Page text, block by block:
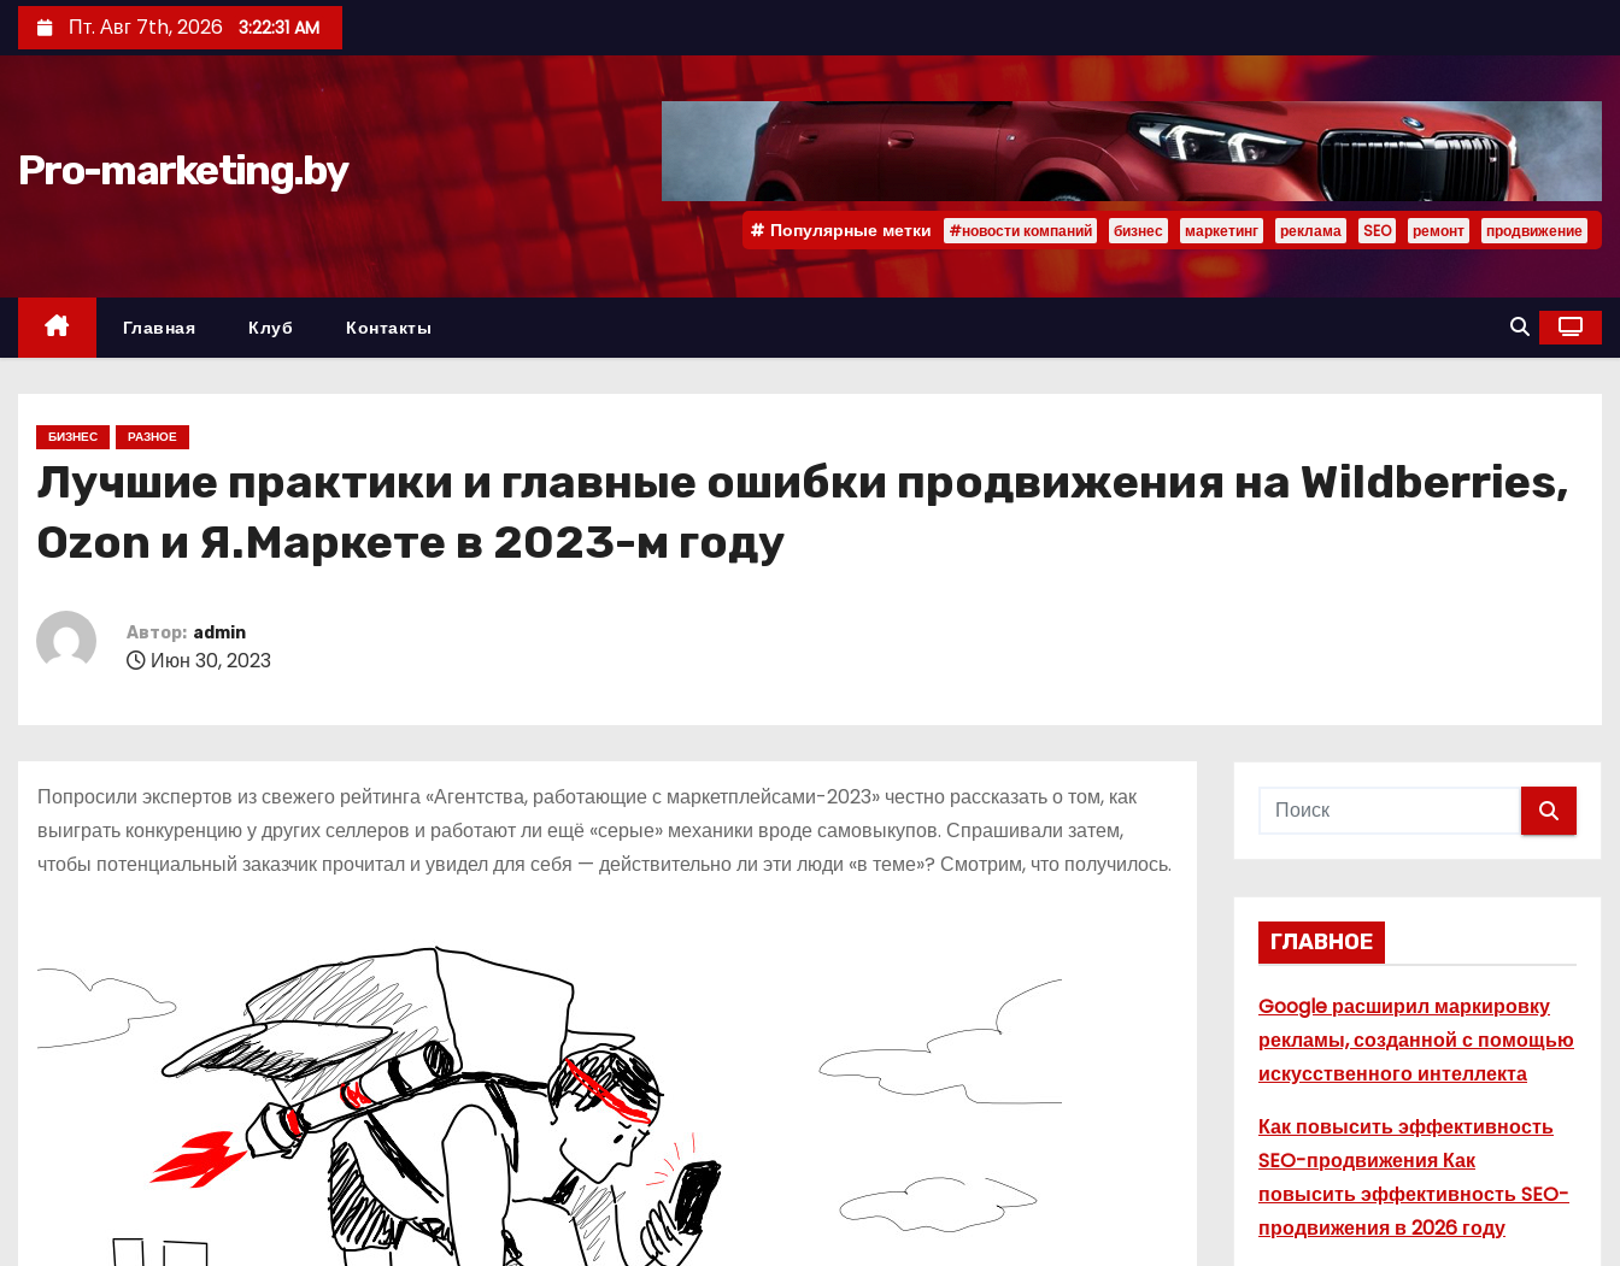
е
д
Пт. Авг 7th, 2026 3:22:32 AM
Pro-marketing.by
Популярные метки #новости компаний бизнес маркетинг реклама SEO ремонт продвижение
Главная Клуб Контакты
БИЗНЕС РАЗНОЕ
Лучшие практики и главные ошибки продвижения на Wildberries,
Ozon и Я.Маркете в 2023-м году
Автор: admin
Июн 30, 2023
Попросили экспертов из свежего рейтинга «Агентства, работающие с маркетплейсами-2023» честно рассказать о том, как
выиграть конкуренцию у других селлеров и работают ли ещё «серые» механики вроде самовыкупов. Спрашивали затем,
чтобы потенциальный заказчик прочитал и увидел для себя — действительно ли эти люди «в теме»? Смотрим, что получилось.
ГЛАВНОЕ
Google расширил маркировку
рекламы, созданной с помощью
искусственного интеллекта
Как повысить эффективность
SEO-продвижения Как
повысить эффективность SEO-
продвижения в 2026 году